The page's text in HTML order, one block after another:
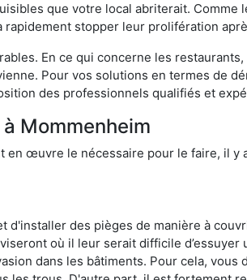
que votre local abriterait. Comme
stopper leur prolifération
En ce qui concerne les
Pour vos solutions en termes de
des professionnels qualifiés et
Mommenheim
œuvre le nécessaire pour le faire, il y
d'installer des pièges de manière à
où il leur serait difficile d’essuyer
dans les bâtiments. Pour cela, vous